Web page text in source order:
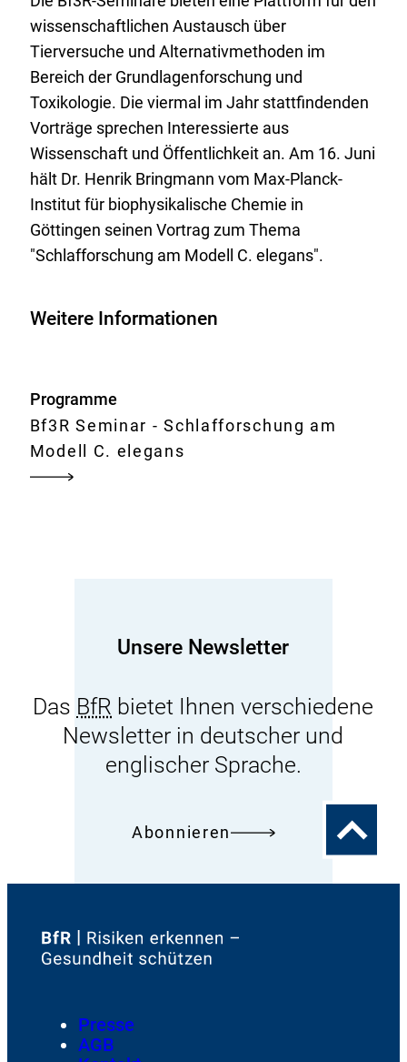
wissenschaftlichen Austausch über
Tierversuche und Alternativmethoden im
Bereich der Grundlagenforschung und
Toxikologie. Die viermal im Jahr stattfindenden
Vorträge sprechen Interessierte aus
Wissenschaft und Öffentlichkeit an. Am 16. Juni
hält Dr. Henrik Bringmann vom Max-Planck-
Institut für biophysikalische Chemie in
Göttingen seinen Vortrag zum Thema
"Schlafforschung am Modell C. elegans".
Weitere Informationen
Programme
Bf3R Seminar - Schlafforschung am
Modell C. elegans
Unsere Newsletter
Das BfR bietet Ihnen verschiedene
Newsletter in deutscher und
englischer Sprache.
Abonnieren
Zum
Zur
Footer
Meta-
Navigation
Presse
AGB